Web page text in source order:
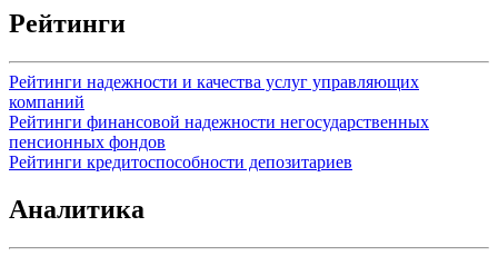
Рейтинги
Рейтинги надежности и качества услуг управляющих
компаний
Рейтинги финансовой надежности негосударственных
пенсионных фондов
Рейтинги кредитоспособности депозитариев
Аналитика